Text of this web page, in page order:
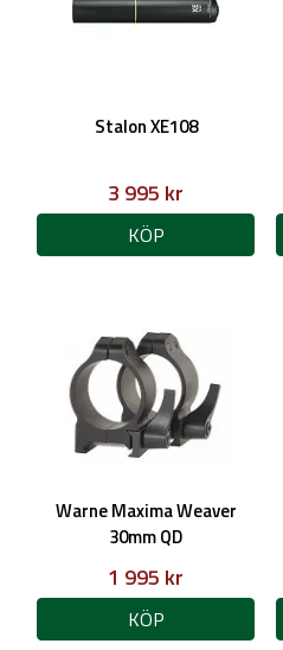
Stalon XE108
3 995 kr
KÖP
Warne Maxima Weaver
30mm QD
1 995 kr
KÖP